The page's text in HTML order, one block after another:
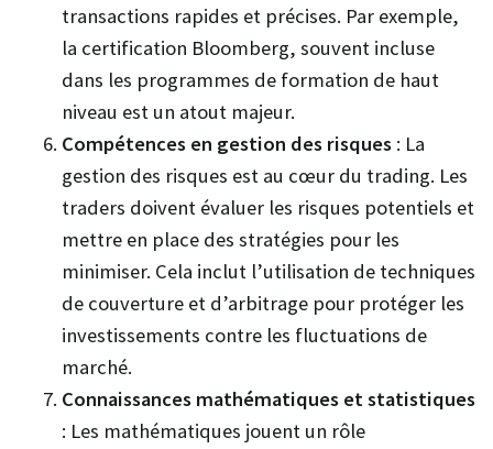
transactions rapides et précises. Par exemple,
la certification Bloomberg, souvent incluse
dans les programmes de formation de haut
niveau est un atout majeur.
Compétences en gestion des risques : La
gestion des risques est au cœur du trading. Les
traders doivent évaluer les risques potentiels et
mettre en place des stratégies pour les
minimiser. Cela inclut l’utilisation de techniques
de couverture et d’arbitrage pour protéger les
investissements contre les fluctuations de
marché.
Connaissances mathématiques et statistiques
: Les mathématiques jouent un rôle